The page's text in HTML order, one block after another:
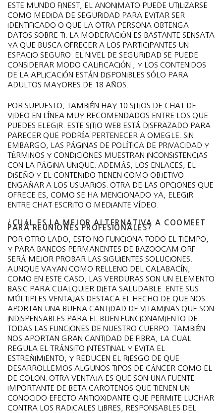
ESTE MUNDO FINEST, EL ANONIMATO PUEDE UTILIZARSE
COMO MEDIDA DE SEGURIDAD PARA EVITAR SER
IDENTIFICADO O QUE LA OTRA PERSONA OBTENGA
DATOS SOBRE TI. LA MODERACIÓN ES BASTANTE SENSATA
YA QUE BUSCA OFRECER A LOS PARTICIPANTES UN
ESPACIO SEGURO. EL NIVEL DE SEGURIDAD SE PUEDE
CONSIDERAR MODO CALIFICACIÓN , Y LOS CONTENIDOS
DE LA APLICACIÓN ESTÁN DISPONIBLES SÓLO PARA
ADULTOS MAYORES DE 18 AÑOS.
POR SUPUESTO, TAMBIÉN HAY 10 SITIOS DE CHAT DE
VIDEO EN LÍNEA MUY RECOMENDADOS ENTRE LOS QUE
PUEDES ELEGIR. ESTE SITIO WEB ESTÁ DISFRAZADO PARA
PARECER QUE PODRÍA PERTENECER A OMEGLE. SIN
EMBARGO, LAS PÁGINAS DE POLÍTICA DE PRIVACIDAD Y
TÉRMINOS Y CONDICIONES MUESTRAN INCONSISTENCIAS
CON LA PÁGINA UNIQUE. ADEMÁS, LOS ENLACES, EL
DISEÑO Y EL CONTENIDO TIENEN COMO OBJETIVO
ENGAÑAR A LOS USUARIOS. OTRA DE LAS OPCIONES QUE
OFRECE ES, COMO SE HA MENCIONADO YA, ELEGIR
ENTRE CHAT ESCRITO O MEDIANTE VÍDEO.
¿CUÁL ES LA MEJOR ALTERNATIVA A COOMEET
PARA REUNIONES PROFESIONALES?
POR OTRO LADO, ESTO NO FUNCIONA TODO EL TIEMPO,
Y PARA BANEOS PERMANENTES DE BAZOOCAM.ORF
SERÁ MEJOR PROBAR LAS SIGUIENTES SOLUCIONES.
AUNQUE VAYAN COMO RELLENO DEL CALABACÍN,
COMO EN ESTE CASO, LAS VERDURAS SON UN ELEMENTO
BASIC PARA CUALQUIER DIETA SALUDABLE. ENTE SUS
MÚLTIPLES VENTAJAS DESTACA EL HECHO DE QUE NOS
APORTAN UNA BUENA CANTIDAD DE VITAMINAS QUE SON
INDISPENSABLES PARA EL BUEN FUNCIONAMIENTO DE
TODAS LAS FUNCIONES DE NUESTRO CUERPO. TAMBIÉN
NOS APORTAN GRAN CANTIDAD DE FIBRA, LA CUAL
REGULA EL TRÁNSITO INTESTINAL Y EVITA EL
ESTREÑIMIENTO, Y REDUCEN EL RIESGO DE QUE
DESARROLLEMOS ALGUNOS TIPOS DE CÁNCER COMO EL
DE COLON. OTRA VENTAJA ES QUE SON UNA FUENTE
IMPORTANTE DE BETA CAROTENOS QUE TIENEN UN
CONOCIDO EFECTO ANTIOXIDANTE QUE PERMITE LUCHAR
CONTRA LOS RADICALES LIBRES, RESPONSABLES DEL